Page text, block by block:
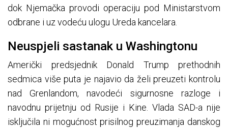
dok Njemačka provodi operaciju pod Ministarstvom
odbrane i uz vodeću ulogu Ureda kancelara.
Neuspjeli sastanak u Washingtonu
Američki predsjednik Donald Trump prethodnih
sedmica više puta je najavio da želi preuzeti kontrolu
nad Grenlandom, navodeći sigurnosne razloge i
navodnu prijetnju od Rusije i Kine. Vlada SAD-a nije
isključila ni mogućnost prisilnog preuzimanja danskog